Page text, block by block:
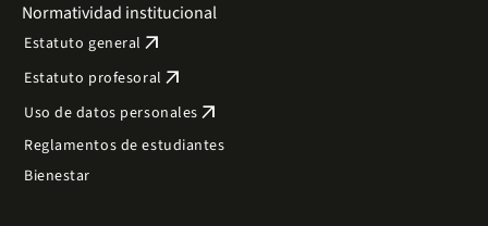
Normatividad institucional
Estatuto general arrow_outward
Estatuto profesoral arrow_outward
Uso de datos personales arrow_outward
Reglamentos de estudiantes
Bienestar